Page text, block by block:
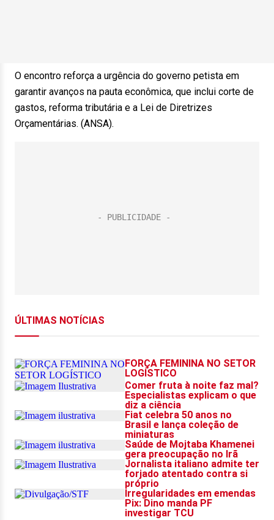
O encontro reforça a urgência do governo petista em
garantir avanços na pauta econômica, que inclui corte de
gastos, reforma tributária e a Lei de Diretrizes
Orçamentárias. (ANSA).